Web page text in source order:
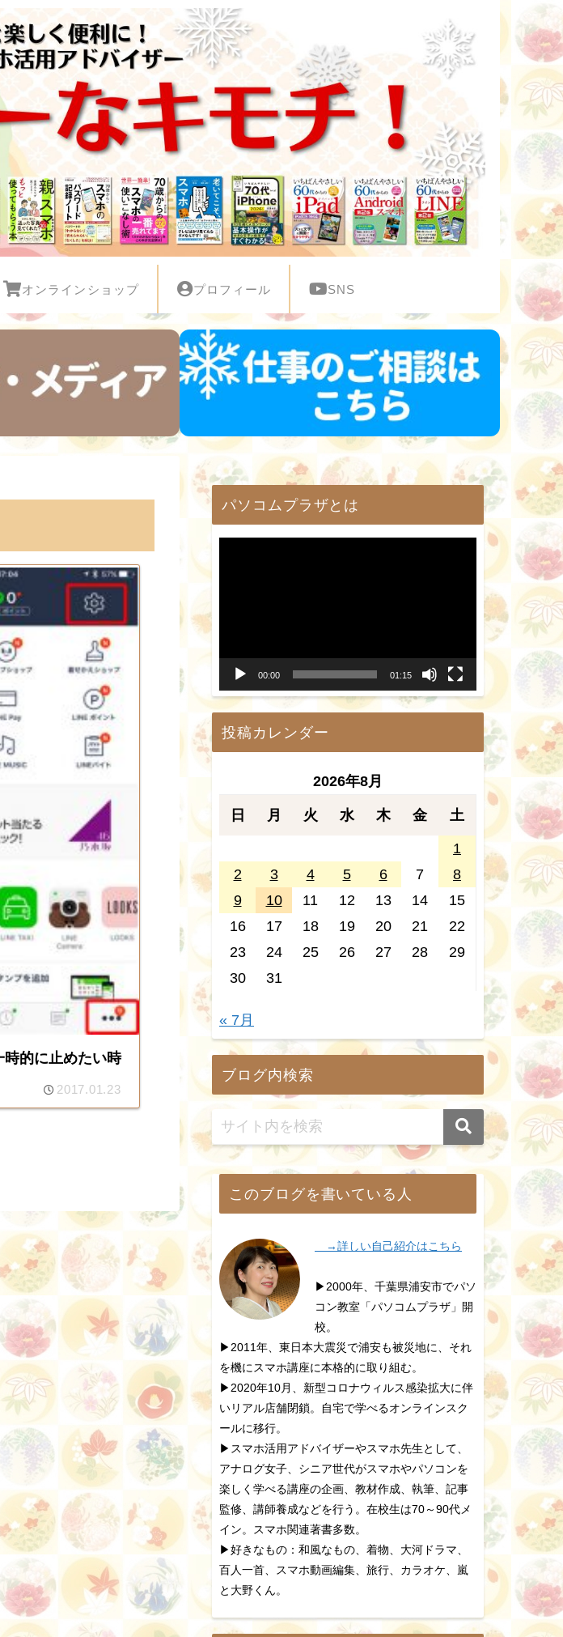
オンラインショップ プロフィール SNS
的に止めたい時
2017.01.23
パソコムプラザとは
ー
00:00 01:15
投稿カレンダー
2026年8月
日 月 火 水 木 金 土
1
2
3 4 5 6 7
8
9
10 11 12 13 14
15
16
17 18 19 20 21
22
23
24 25 26 27 28
29
30
31
« 7月
ブログ内検索
このブログを書いている人
→詳しい自己紹介はこちら
▶2000年、千葉県浦安市でパソ
コン教室「パソコムプラザ」開
校。
▶2011年、東日本大震災で浦安も被災地に、それ
を機にスマホ講座に本格的に取り組む。
▶2020年10月、新型コロナウィルス感染拡大に伴
いリアル店舗閉鎖。自宅で学べるオンラインスク
ールに移行。
▶スマホ活用アドバイザーやスマホ先生として、
アナログ女子、シニア世代がスマホやパソコンを
楽しく学べる講座の企画、教材作成、執筆、記事
監修、講師養成などを行う。在校生は70～90代メ
イン。スマホ関連著書多数。
▶好きなもの：和風なもの、着物、大河ドラマ、
百人一首、スマホ動画編集、旅行、カラオケ、嵐
と大野くん。